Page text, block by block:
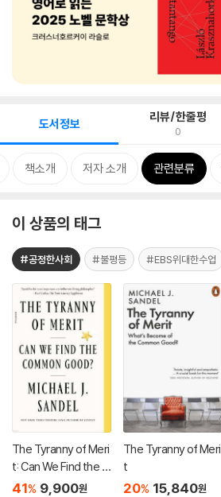
도서정보 리뷰/한줄평
0
책소개 저자 소개 관련분류
이 상품의 태그
#공정한사회 #불평등 #EBS위대한수업
The Tyranny of Meri
t: Can We Find the C
ommon Good?
41% 9,900원
The Tyranny of Meri
t
20% 15,840원